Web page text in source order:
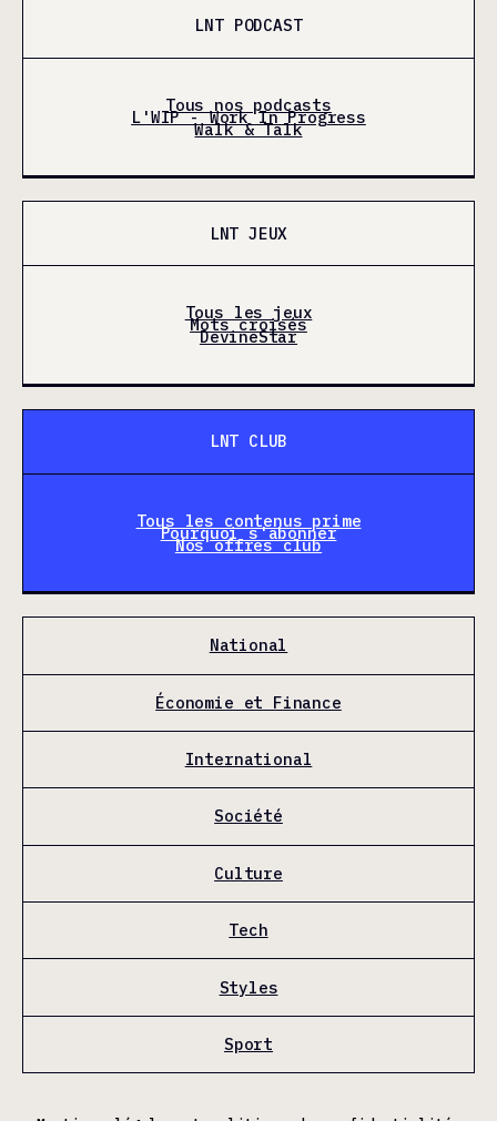
LNT PODCAST
Tous nos podcasts
L'WIP - Work In Progress
Walk & Talk
LNT JEUX
Tous les jeux
Mots croisés
DevineStar
LNT CLUB
Tous les contenus prime
Pourquoi s'abonner
Nos offres club
National
Économie et Finance
International
Société
Culture
Tech
Styles
Sport